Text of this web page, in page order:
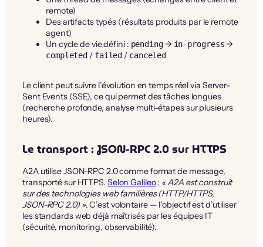
remote)
Des artifacts typés (résultats produits par le remote
agent)
Un cycle de vie défini : pending→ in-progress →
completed / failed / canceled
Le client peut suivre l’évolution en temps réel via Server-
Sent Events (SSE), ce qui permet des tâches longues
(recherche profonde, analyse multi-étapes sur plusieurs
heures).
Le transport : JSON-RPC 2.0 sur HTTPS
A2A utilise JSON-RPC 2.0 comme format de message,
transporté sur HTTPS. Selon Galileo: « A2A est construit
sur des technologies web familières (HTTP/HTTPS,
JSON-RPC 2.0) ». C’est volontaire — l’objectif est d’utiliser
les standards web déjà maîtrisés par les équipes IT
(sécurité, monitoring, observabilité).